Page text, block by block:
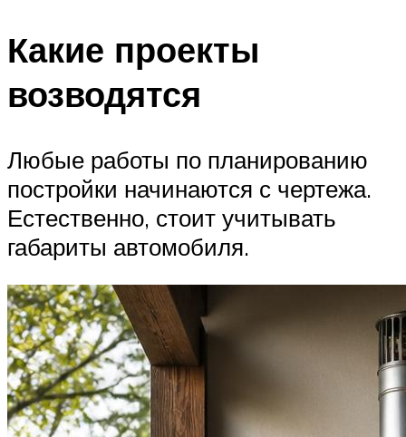
Какие проекты
возводятся
Любые работы по планированию
постройки начинаются с чертежа.
Естественно, стоит учитывать
габариты автомобиля.